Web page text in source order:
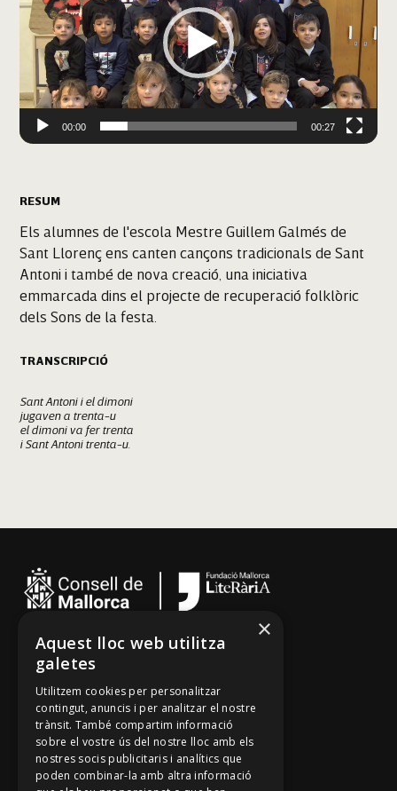
00:00 00:27
RESUM
Els alumnes de l'escola Mestre Guillem Galmés de
Sant Llorenç ens canten cançons tradicionals de Sant
Antoni i també de nova creació, una iniciativa
emmarcada dins el projecte de recuperació folklòric
dels Sons de la festa.
TRANSCRIPCIÓ
Sant Antoni i el dimoni
jugaven a trenta-u
el dimoni va fer trenta
i Sant Antoni trenta-u.
Cançoner
Tradicionari
Arxiu Oral
Contacte
×
Aquest lloc web utilitza
galetes
Utilitzem cookies per personalitzar
contingut, anuncis i per analitzar el nostre
trànsit. També compartim informació
sobre el vostre ús del nostre lloc amb els
nostres socis publicitaris i analítics que
poden combinar-la amb altra informació